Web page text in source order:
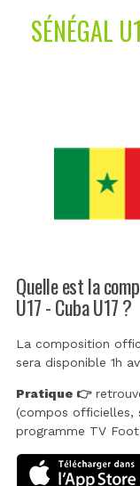
SÉNÉGAL
Quelle est la
U17 - Cuba U17 ?
La composition
sera disponible 1h
Pratique 👉
(compos officielles,
programme TV Foot